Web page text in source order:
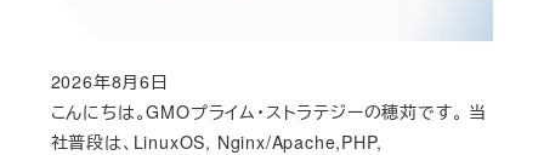
こんにちは。GMOプライム・ストラテジーの穂苅です。 当
社普段は、LinuxOS, Nginx/Apache,PHP,
Published
2026年8月6日